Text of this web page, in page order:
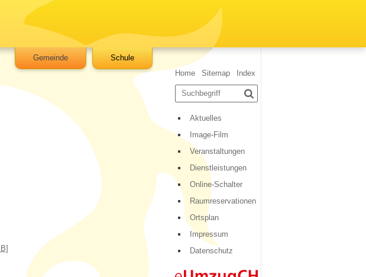
Gemeinde Schule
Sidebar
Home Sitemap
Index
Suchbegriff
Suche starten
Aktuelles
Image-Film
Veranstaltungen
Dienstleistungen
Online-Schalter
Raumreservationen
Ortsplan
Impressum
Datenschutz